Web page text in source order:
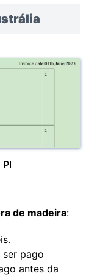
de madeira:
pago
antes da